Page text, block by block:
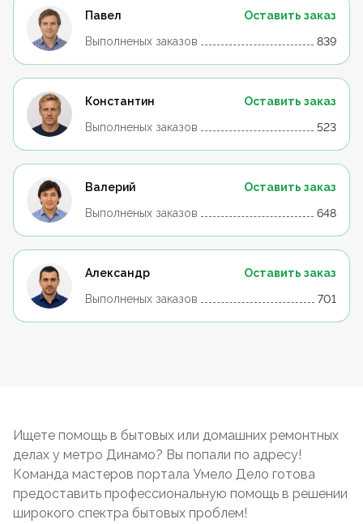
Павел
Оставить заказ
Выполненых заказов
839
Константин
Оставить заказ
Выполненых заказов
523
Валерий
Оставить заказ
Выполненых заказов
648
Александр
Оставить заказ
Выполненых заказов
701
Ищете помощь в бытовых или домашних ремонтных
делах у метро Динамо? Вы попали по адресу!
Команда мастеров портала Умело Дело готова
предоставить профессиональную помощь в решении
широкого спектра бытовых проблем!